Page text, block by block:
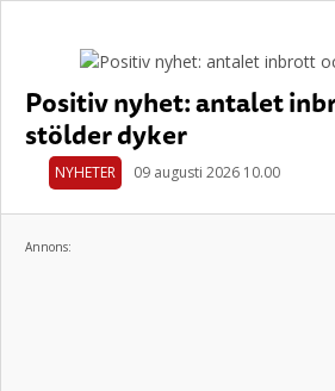
Positiv nyhet: antalet
stölder dyker
NYHETER 09 augusti 2026 10.00
Annons: